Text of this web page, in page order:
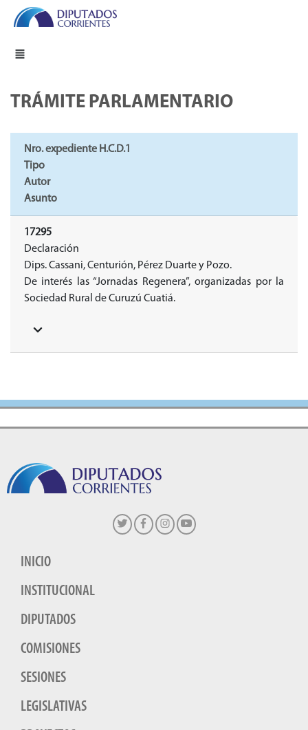
TRÁMITE PARLAMENTARIO
Nro. expediente H.C.D.1
Tipo
Autor
Asunto
17295
Declaración
Dips. Cassani, Centurión, Pérez Duarte y Pozo.
De interés las “Jornadas Regenera”, organizadas por la
Sociedad Rural de Curuzú Cuatiá.
INICIO
INSTITUCIONAL
DIPUTADOS
COMISIONES
SESIONES
LEGISLATIVAS